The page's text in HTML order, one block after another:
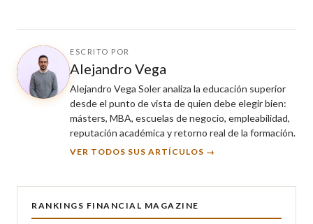
ESCRITO POR
Alejandro Vega
Alejandro Vega Soler analiza la educación superior
desde el punto de vista de quien debe elegir bien:
másters, MBA, escuelas de negocio, empleabilidad,
reputación académica y retorno real de la formación.
VER TODOS SUS ARTÍCULOS →
RANKINGS FINANCIAL MAGAZINE